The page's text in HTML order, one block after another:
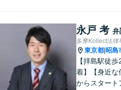
味方となり、
へと導いてま
はお気軽にご
永戸 考 弁
多摩Kollect法律
東京都 昭島
【拝島駅徒
着】【身近な
からスタート